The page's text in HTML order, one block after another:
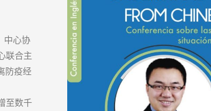
中心协
联合主
防疫经
至数千